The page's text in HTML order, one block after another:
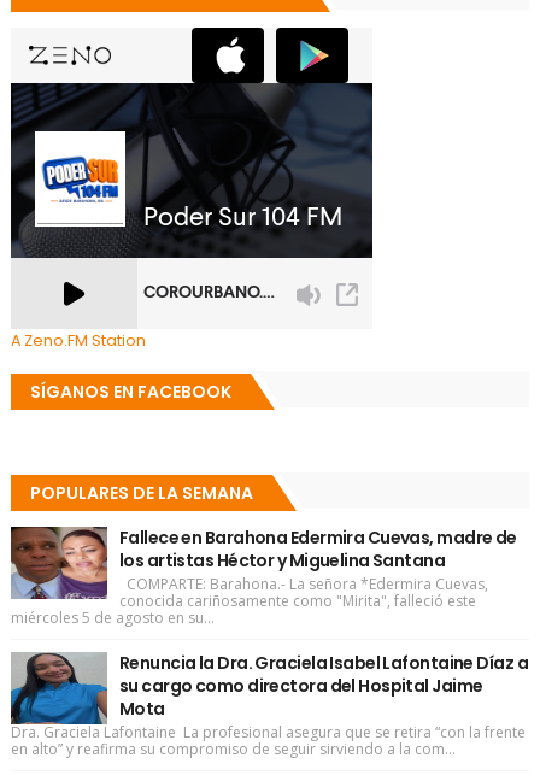
A Zeno.FM Station
SÍGANOS EN FACEBOOK
POPULARES DE LA SEMANA
Fallece en Barahona Edermira Cuevas, madre de
los artistas Héctor y Miguelina Santana
COMPARTE: Barahona.- La señora *Edermira Cuevas,
conocida cariñosamente como "Mirita", falleció este
miércoles 5 de agosto en su...
Renuncia la Dra. Graciela Isabel Lafontaine Díaz a
su cargo como directora del Hospital Jaime
Mota
Dra. Graciela Lafontaine La profesional asegura que se retira “con la frente
en alto” y reafirma su compromiso de seguir sirviendo a la com...